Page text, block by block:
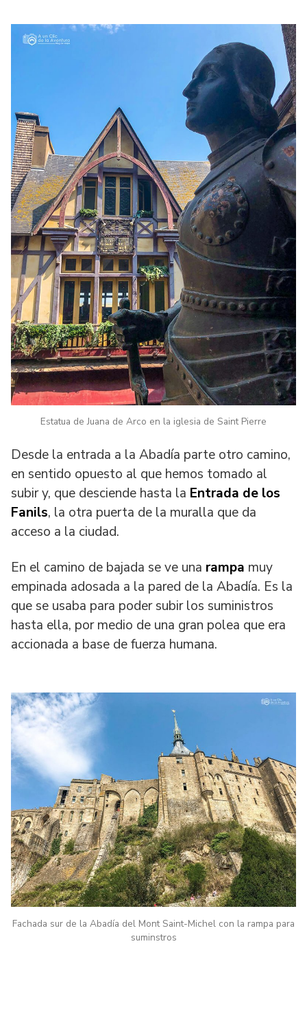
Estatua de Juana de Arco en la iglesia de Saint Pierre
Desde la entrada a la Abadía parte otro camino,
en sentido opuesto al que hemos tomado al
subir y, que desciende hasta la Entrada de los
Fanils, la otra puerta de la muralla que da
acceso a la ciudad.
En el camino de bajada se ve una rampa muy
empinada adosada a la pared de la Abadía. Es la
que se usaba para poder subir los suministros
hasta ella, por medio de una gran polea que era
accionada a base de fuerza humana.
Fachada sur de la Abadía del Mont Saint-Michel con la rampa para
suminstros